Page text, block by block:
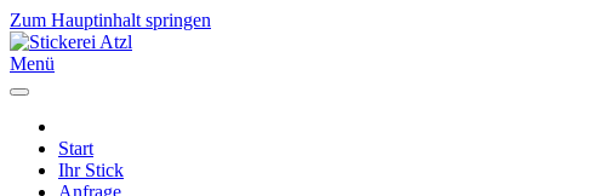
Zum Hauptinhalt springen
Menü
Start
Ihr Stick
Anfrage